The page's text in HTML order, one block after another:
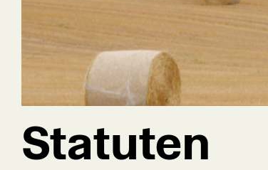
Statuten